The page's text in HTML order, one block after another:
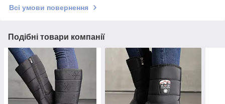
Всі умови повернення
Подібні товари компанії